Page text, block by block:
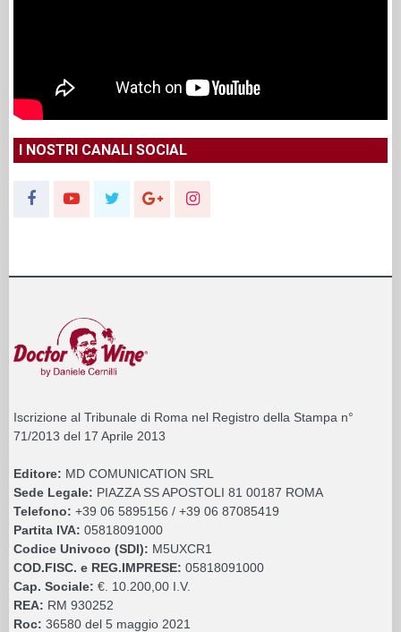
I NOSTRI CANALI SOCIAL
Iscrizione al Tribunale di Roma nel Registro della Stampa n°
71/2013 del 17 Aprile 2013
Editore: MD COMUNICATION SRL
Sede Legale: PIAZZA SS APOSTOLI 81 00187 ROMA
Telefono: +39 06 5895156 / +39 06 87085419
Partita IVA: 05818091000
Codice Univoco (SDI): M5UXCR1
COD.FISC. e REG.IMPRESE: 05818091000
Cap. Sociale: €. 10.200,00 I.V.
REA: RM 930252
Roc: 36580 del 5 maggio 2021